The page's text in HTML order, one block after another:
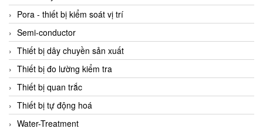
Electronic Design System S.R.L Vietnam
Electronics Inc. Viet Nam
Electro-Sensors Vietnam
Elektrogas Vietnam
Elektrophysik Vietnam
elesa-ganter
ELETTA
Pora - thiết bị kiểm soát vị trí
Semi-conductor
Thiết bị dây chuyền sản xuất
Thiết bị đo lường kiểm tra
Thiết bị quan trắc
Thiết bị tự động hoá
Water-Treatment